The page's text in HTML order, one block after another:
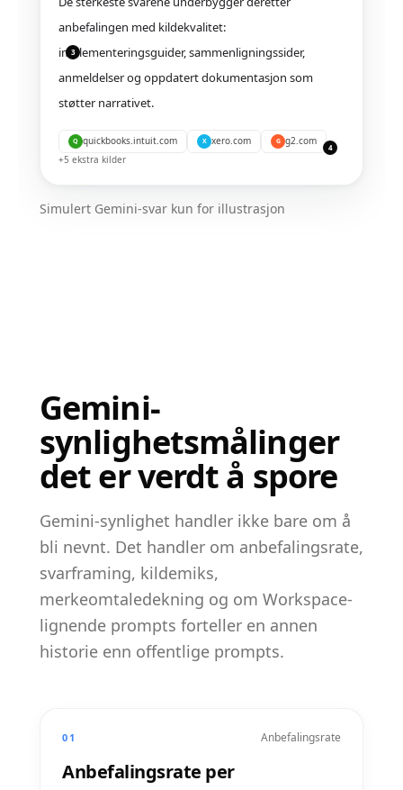
anbefalingen med kildekvalitet:
implementeringsguider, sammenligningssider,
anmeldelser og oppdatert dokumentasjon som
støtter narrativet.
3
Q quickbooks.intuit.com X xero.com G
g2.com
+5 ekstra kilder
4
Simulert Gemini-svar kun for illustrasjon
Gemini-
synlighetsmålinger
det er verdt å spore
Gemini-synlighet handler ikke bare om å
bli nevnt. Det handler om anbefalingsrate,
svarframing, kildemiks,
merkeomtaledekning og om Workspace-
lignende prompts forteller en annen
historie enn offentlige prompts.
01 Anbefalingsrate
Anbefalingsrate per